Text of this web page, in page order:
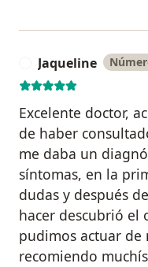
Jaqueline
Excelente doctor,
de haber
me daba un
síntomas, en la
dudas y después
hacer descubrió el
pudimos actuar
recomiendo